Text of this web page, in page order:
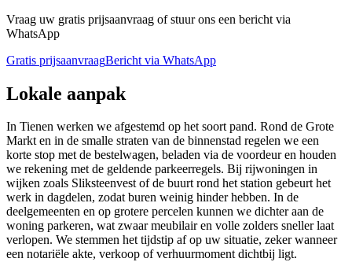
Vraag uw gratis prijsaanvraag of stuur ons een bericht via
WhatsApp
Gratis prijsaanvraagBericht via WhatsApp
Lokale aanpak
In Tienen werken we afgestemd op het soort pand. Rond de Grote
Markt en in de smalle straten van de binnenstad regelen we een
korte stop met de bestelwagen, beladen via de voordeur en houden
we rekening met de geldende parkeerregels. Bij rijwoningen in
wijken zoals Sliksteenvest of de buurt rond het station gebeurt het
werk in dagdelen, zodat buren weinig hinder hebben. In de
deelgemeenten en op grotere percelen kunnen we dichter aan de
woning parkeren, wat zwaar meubilair en volle zolders sneller laat
verlopen. We stemmen het tijdstip af op uw situatie, zeker wanneer
een notariële akte, verkoop of verhuurmoment dichtbij ligt.